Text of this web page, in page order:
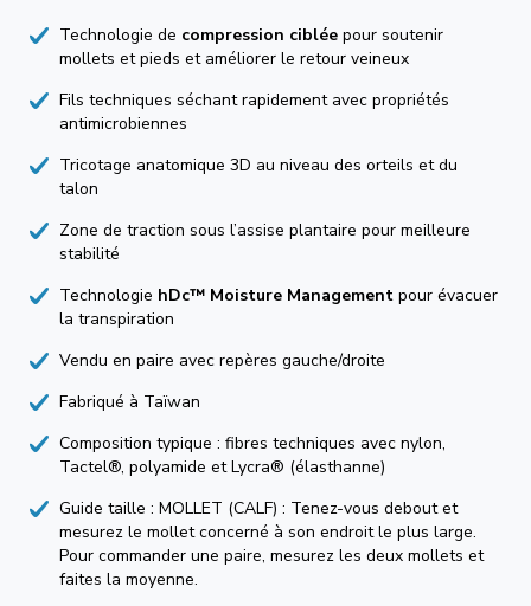
Technologie de compression ciblée pour soutenir
mollets et pieds et améliorer le retour veineux
Fils techniques séchant rapidement avec propriétés
antimicrobiennes
Tricotage anatomique 3D au niveau des orteils et du
talon
Zone de traction sous l’assise plantaire pour meilleure
stabilité
Technologie hDc™ Moisture Management pour évacuer
la transpiration
Vendu en paire avec repères gauche/droite
Fabriqué à Taïwan
Composition typique : fibres techniques avec nylon,
Tactel®, polyamide et Lycra® (élasthanne)
Guide taille : MOLLET (CALF) : Tenez-vous debout et
mesurez le mollet concerné à son endroit le plus large.
Pour commander une paire, mesurez les deux mollets et
faites la moyenne.